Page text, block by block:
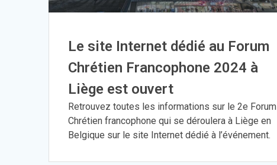
Le site Internet dédié au Forum
Chrétien Francophone 2024 à
Liège est ouvert
Retrouvez toutes les informations sur le 2e Forum
Chrétien francophone qui se déroulera à Liège en
Belgique sur le site Internet dédié à l’événement.